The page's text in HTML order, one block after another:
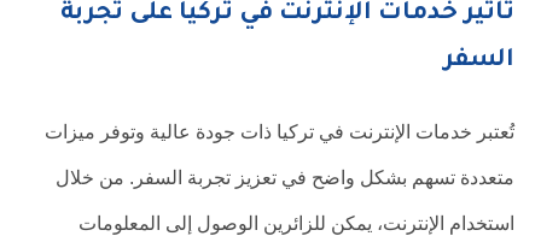
تأثير خدمات الإنترنت في تركيا على تجربة
السفر
تُعتبر خدمات الإنترنت في تركيا ذات جودة عالية وتوفر ميزات
متعددة تسهم بشكل واضح في تعزيز تجربة السفر. من خلال
استخدام الإنترنت، يمكن للزائرين الوصول إلى المعلومات